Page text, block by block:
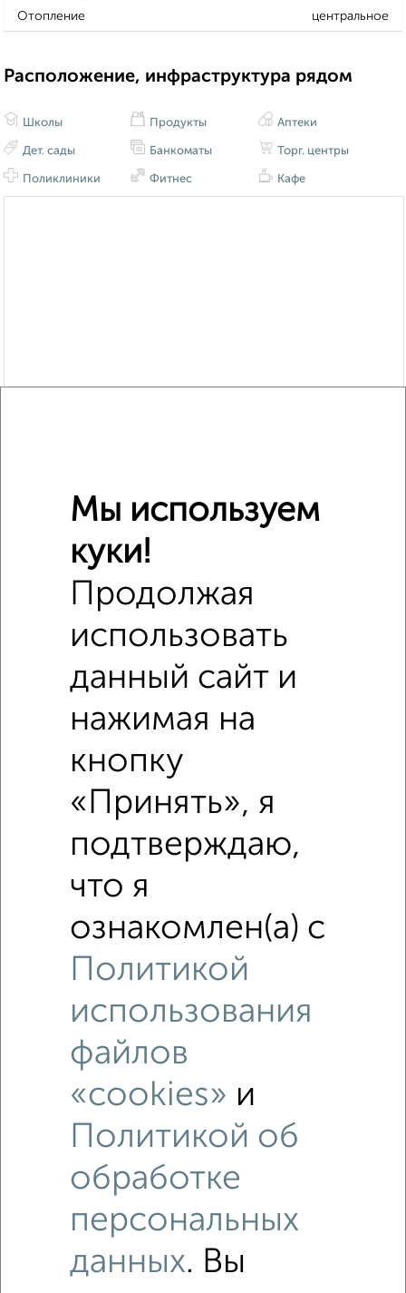
Отопление центральное
Расположение, инфраструктура рядом
Школы
Дет. сады
Поликлиники
Продукты
Банкоматы
Фитнес
Аптеки
Торг. центры
Кафе
Сравнение средних цен
2‑комнатные квартиры с похожей площадью ±10%
4 200 000
Это предложение
Средняя цена по городу
2‑комнатные квартиры недалеко от Тихвинская 4
Мы используем
куки!
Продолжая
использовать
данный сайт и
нажимая на
кнопку
«Принять», я
подтверждаю,
что я
ознакомлен(а) с
Политикой
использования
файлов
«cookies» и
Политикой об
обработке
персональных
данных. Вы